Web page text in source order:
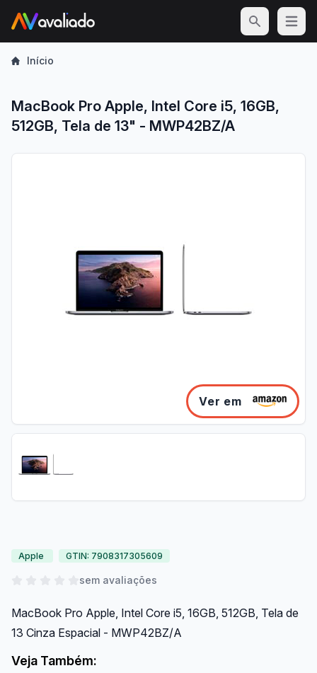
Open
Início
MacBook Pro Apple, Intel Core i5, 16GB,
512GB, Tela de 13" - MWP42BZ/A
Ver em
Apple GTIN: 7908317305609
sem avaliações
MacBook Pro Apple, Intel Core i5, 16GB, 512GB, Tela de
13 Cinza Espacial - MWP42BZ/A
Veja Também: